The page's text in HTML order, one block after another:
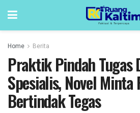
Home Berita
Praktik Pindah Tugas
Spesialis, Novel Minta
Bertindak Tegas